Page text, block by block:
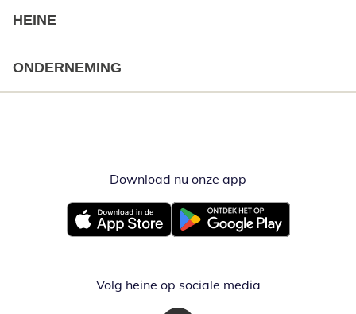
HEINE
ONDERNEMING
Download nu onze app
Opent in nieuw vensterOpent in nieuw venster
Volg heine op sociale media